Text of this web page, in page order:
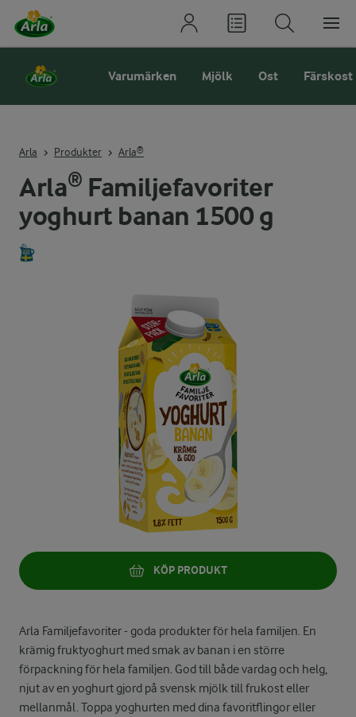
Varumärken Mjölk Ost Färskost
Arla Produkter Arla®
Arla® Familjefavoriter
yoghurt banan 1500 g
KÖP PRODUKT
Arla Familjefavoriter - goda produkter för hela familjen. En
krämig fruktyoghurt med smak av banan i en större
förpackning för hela familjen. God till både vardag och helg,
njut av en yoghurt gjord på svensk mjölk till frukost eller
mellanmål. Toppa yoghurten med dina favoritflingor eller